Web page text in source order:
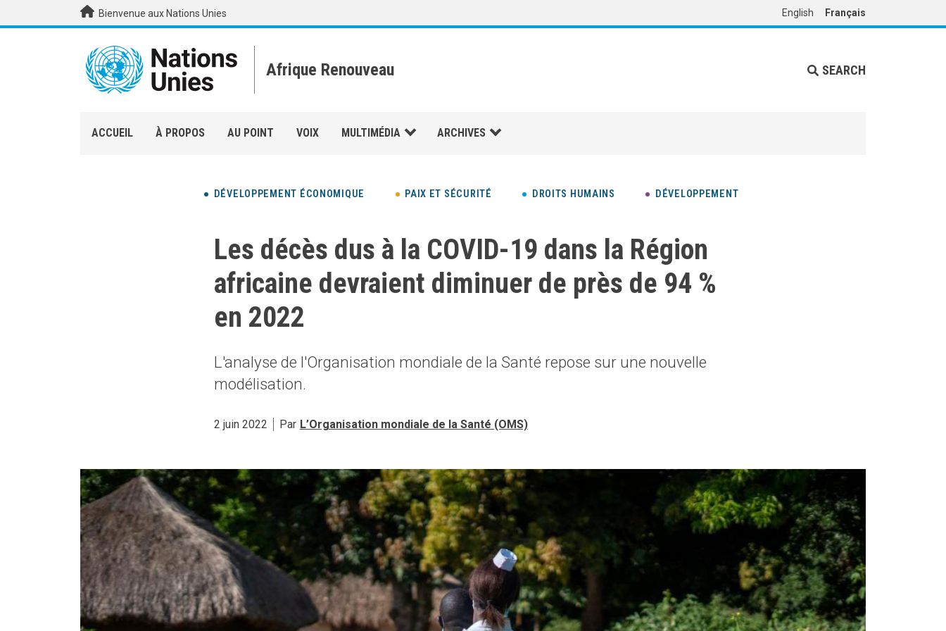
Aller au contenu principalBienvenue aux Nations Unies English Français
Afrique Renouveau SEARCH
ACCUEIL À PROPOS AU POINT VOIX MULTIMÉDIA ARCHIVES
DÉVELOPPEMENT ÉCONOMIQUE PAIX ET SÉCURITÉ DROITS HUMAINS DÉVELOPPEMENT
Les décès dus à la COVID-19 dans la Région
africaine devraient diminuer de près de 94 %
en 2022
L'analyse de l'Organisation mondiale de la Santé repose sur une nouvelle
modélisation.
2 juin 2022 Par L’Organisation mondiale de la Santé (OMS)